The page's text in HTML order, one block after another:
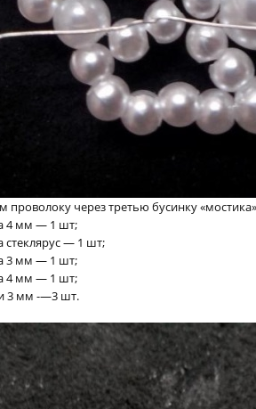
проволоку через третью бусинку
4 мм — 1 шт;
стеклярус — 1 шт;
3 мм — 1 шт;
4 мм — 1 шт;
3 мм -—3 шт.